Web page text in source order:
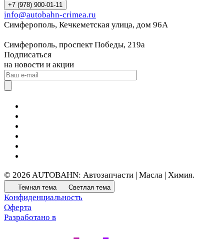
+7 (978) 900-01-11
info@autobahn-crimea.ru
Симферополь, Кечкеметская улица, дом 96А
Симферополь, проспект Победы, 219а
Подписаться
на новости и акции
© 2026 AUTOBAHN: Автозапчасти | Масла | Химия.
Темная тема Светлая тема
Конфиденциальность
Оферта
Разработано в